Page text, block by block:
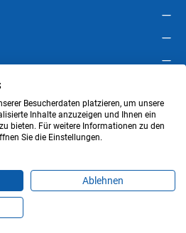
Verwaltung
Besucherdaten platzieren, um unsere
Inhalte anzuzeigen und Ihnen ein
bieten. Für weitere Informationen zu den
Sie die Einstellungen.
Ablehnen